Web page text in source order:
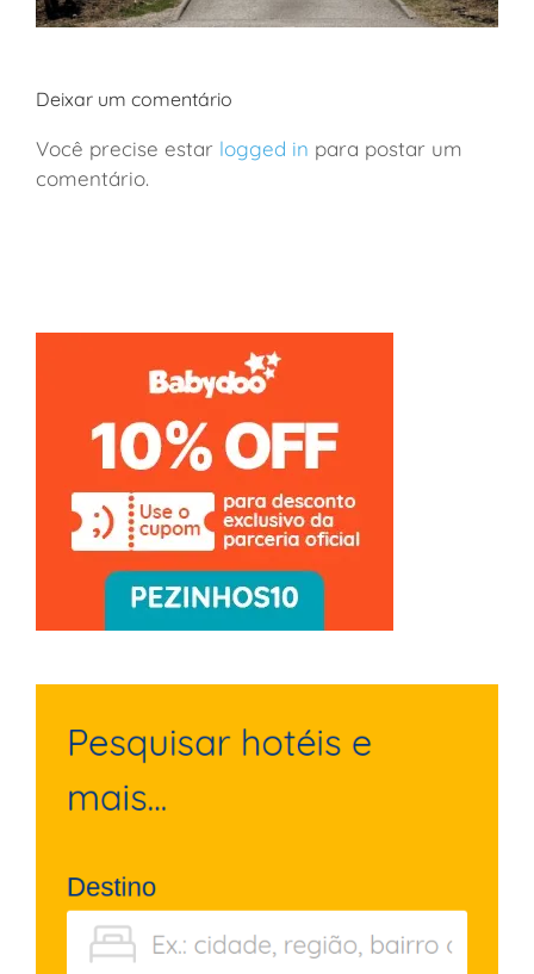
Deixar um comentário
Você precise estar logged in para postar um
comentário.